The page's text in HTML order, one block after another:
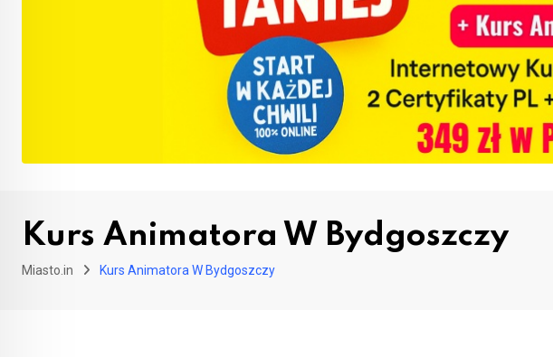
Kurs Animatora W Bydgoszczy
Miasto.in Kurs Animatora W Bydgoszczy